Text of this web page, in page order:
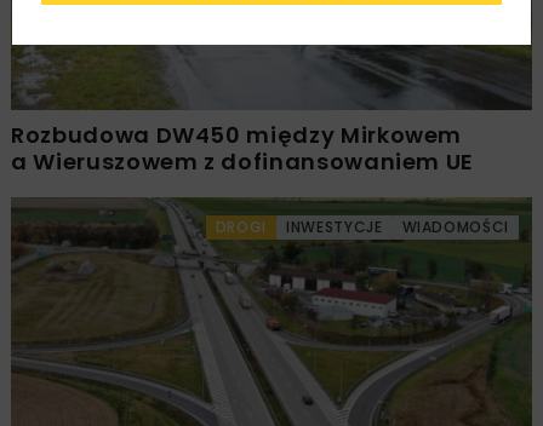
Rozbudowa DW450 między Mirkowem
a Wieruszowem z dofinansowaniem UE
DROGI INWESTYCJE WIADOMOŚCI